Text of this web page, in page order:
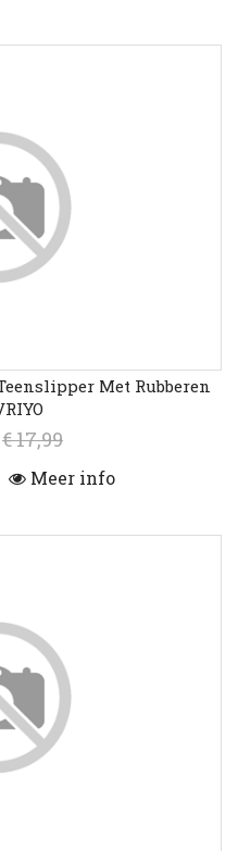
Met Rubberen
€ 17,99
Meer info